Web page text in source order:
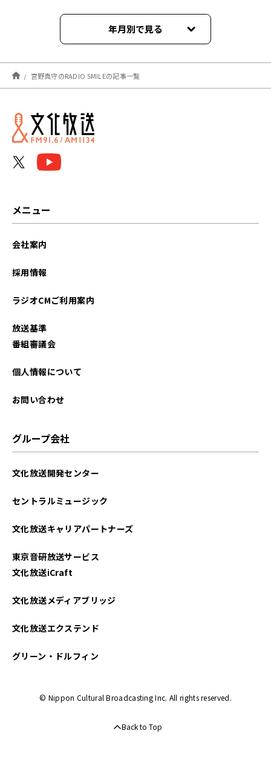
年月別で見る
2023年12月
2023年10月
2023年09月
2022年10月
2022年04月
宮野真守のRADIO SMILEの記事一覧
メニュー
会社案内
採用情報
ラジオCMご利用案内
放送基準
番組審議会
個人情報について
お問い合わせ
グループ会社
文化放送開発センター
セントラルミュージック
文化放送キャリアパートナーズ
東京音研放送サービス
文化放送iCraft
文化放送メディアブリッジ
文化放送エクステンド
グリーン・ドルフィン
© Nippon Cultural Broadcasting Inc. All rights reserved.
Back to Top